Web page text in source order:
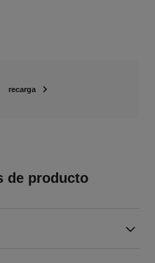
recarga
de producto